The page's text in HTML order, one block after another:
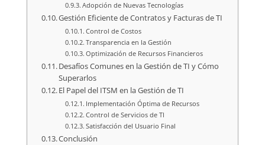
Adopción de Nuevas Tecnologías
Gestión Eficiente de Contratos y Facturas de TI
Control de Costos
Transparencia en la Gestión
Optimización de Recursos Financieros
Desafíos Comunes en la Gestión de TI y Cómo
Superarlos
El Papel del ITSM en la Gestión de TI
Implementación Óptima de Recursos
Control de Servicios de TI
Satisfacción del Usuario Final
Conclusión